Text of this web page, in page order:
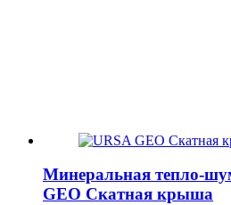
Минеральная тепло-
GEO Скатная крыша